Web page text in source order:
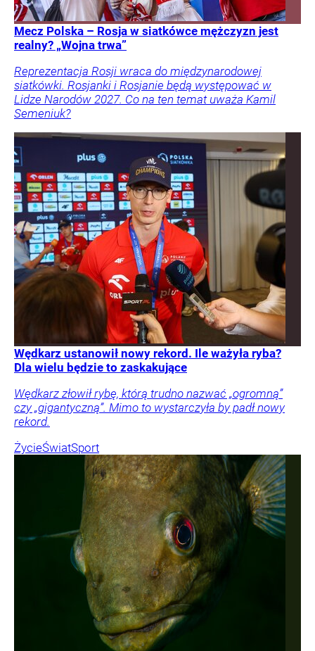
Mecz Polska – Rosja w siatkówce mężczyzn jest
realny? „Wojna trwa”
Reprezentacja Rosji wraca do międzynarodowej
siatkówki. Rosjanki i Rosjanie będą występować w
Lidze Narodów 2027. Co na ten temat uważa Kamil
Semeniuk?
Wędkarz ustanowił nowy rekord. Ile ważyła ryba?
Dla wielu będzie to zaskakujące
Wędkarz złowił rybę, którą trudno nazwać „ogromną”
czy „gigantyczną”. Mimo to wystarczyła by padł nowy
rekord.
ŻycieŚwiatSport